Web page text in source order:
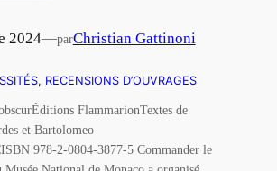
2024—parChristian Gattinoni
, RECENSIONS D’OUVRAGES
FlammarionTextes de
et Bartolomeo
978-2-0804-3877-5 Commander le